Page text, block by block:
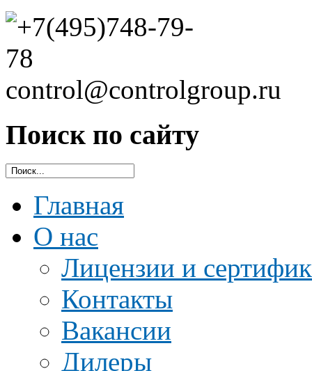
Поиск по сайту
Главная
О нас
Лицензии и
Контакты
Ваканcии
Дилеры